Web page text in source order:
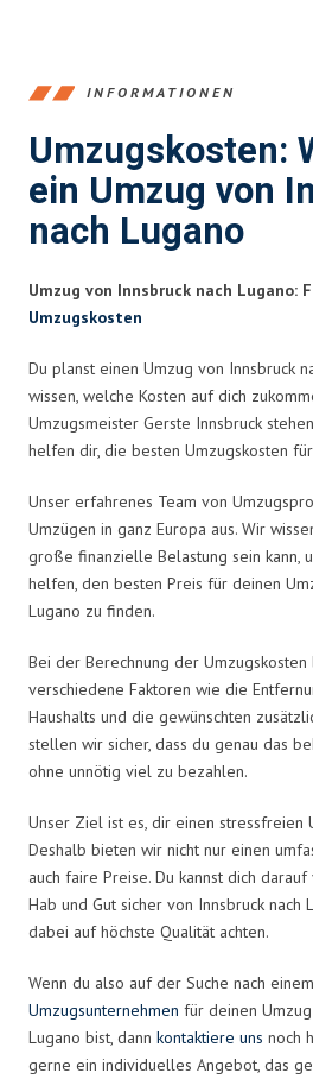
INFORMATIONEN
Umzugskosten:
ein Umzug von
nach Lugano
Umzug von Innsbruck nach Lugano:
Umzugskosten
Du planst einen Umzug von Innsbruck
wissen, welche Kosten auf dich
Umzugsmeister Gerste Innsbruck
helfen dir, die besten Umzugskosten
Unser erfahrenes Team von
Umzügen in ganz Europa aus. Wir
große finanzielle Belastung sein kann,
helfen, den besten Preis für deinen
Lugano zu finden.
Bei der Berechnung der
verschiedene Faktoren wie die
Haushalts und die gewünschten
stellen wir sicher, dass du genau das
ohne unnötig viel zu bezahlen.
Unser Ziel ist es, dir einen stressfreien
Deshalb bieten wir nicht nur einen
auch faire Preise. Du kannst dich
Hab und Gut sicher von Innsbruck nach
dabei auf höchste Qualität achten.
Wenn du also auf der Suche nach
Umzugsunternehmen für deinen
Lugano bist, dann kontaktiere uns noch
gerne ein individuelles Angebot, das